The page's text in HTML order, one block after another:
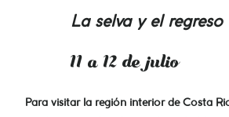
La selva y el regreso
11 a 12 de julio
Para visitar la región interior de Costa